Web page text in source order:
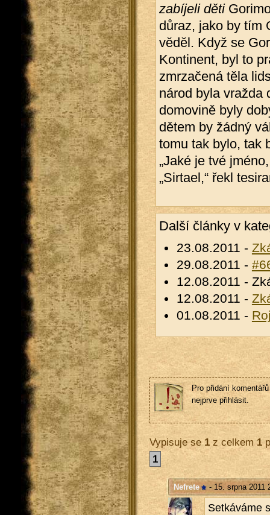
zabíjeli děti
důraz, jako by tím
věděl. Když se
Kontinent, byl to
zmrzačená těla
národ byla vražda
domovině byly
dětem by žádný
tomu tak bylo, tak
„Jaké je tvé
„Sirtael,“ řekl
Další články v
23.08.2011 -
29.08.2011 -
12.08.2011 -
12.08.2011 -
01.08.2011 -
Pro přidání
nejprve přihlásit.
Vypisuje se1z celkem1
1
Nefrete - 15. srpna 2011
Se­tká­vá­me